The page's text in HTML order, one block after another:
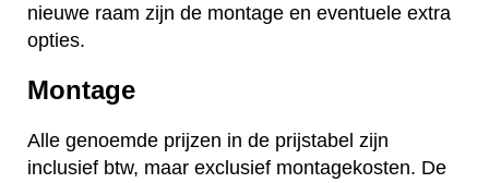
nieuwe raam zijn de montage en eventuele extra
opties.
Montage
Alle genoemde prijzen in de prijstabel zijn
inclusief btw, maar exclusief montagekosten. De